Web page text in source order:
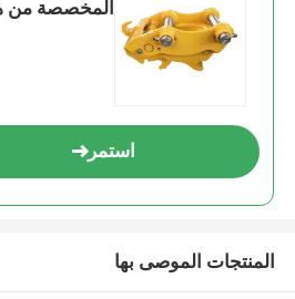
المخصصة من
استمر
المنتجات الموصى بها